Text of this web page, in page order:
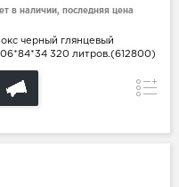
в наличии, последняя цена
черный глянцевый
320 литров.(612800)